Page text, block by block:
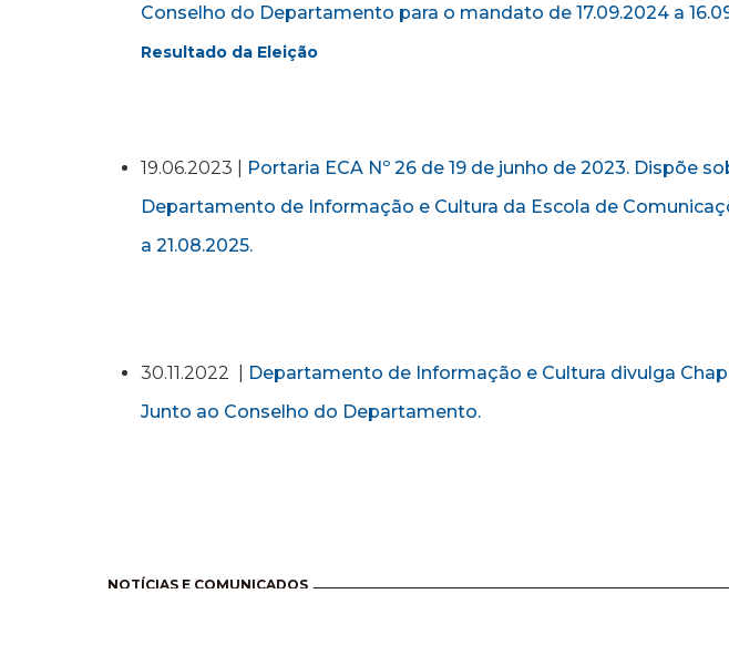
Conselho do Departamento para o mandato de 17.09.2024 a
Resultado da Eleição
19.06.2023 |
Portaria ECA Nº 26 de 19 de junho de 2023. Dispõe
Departamento de Informação e Cultura da Escola de
a 21.08.2025.
30.11.2022 |
Departamento de Informação e Cultura divulga
Junto ao Conselho do Departamento.
NOTÍCIAS E COMUNICADOS
Pagination